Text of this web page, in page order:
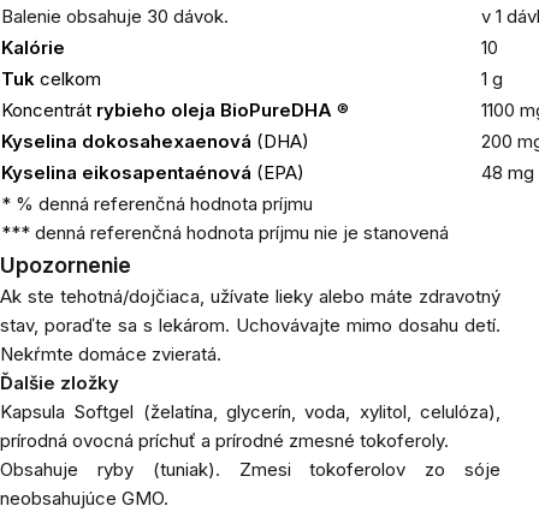
Balenie obsahuje 30 dávok.
v 1
Kalórie
10
Tuk celkom
1 g
Koncentrát rybieho oleja BioPureDHA ®
1100
Kyselina dokosahexaenová (DHA)
200
Kyselina eikosapentaénová (EPA)
48 mg
* % denná referenčná hodnota príjmu
*** denná referenčná hodnota príjmu nie je stanovená
Upozornenie
Ak ste tehotná/dojčiaca, užívate lieky alebo máte zdravotný
stav, poraďte sa s lekárom. Uchovávajte mimo dosahu detí.
Nekŕmte domáce zvieratá.
Ďalšie zložky
Kapsula Softgel (želatína, glycerín, voda, xylitol, celulóza),
prírodná ovocná príchuť a prírodné zmesné tokoferoly.
Obsahuje ryby (tuniak). Zmesi tokoferolov zo sóje
neobsahujúce GMO.